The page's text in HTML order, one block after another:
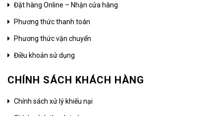
Đặt hàng Online – Nhận cửa hàng
Phương thức thanh toán
Phương thức vận chuyển
Điều khoản sử dụng
CHÍNH SÁCH KHÁCH HÀNG
Chính sách xử lý khiếu nại